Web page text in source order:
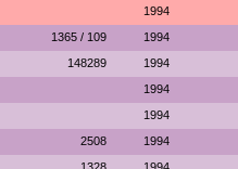
1994
1365 / 109 1994
148289 1994
1994
1994
2508 1994